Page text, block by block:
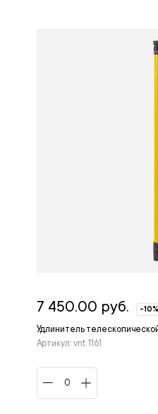
Удлинитель
Артикул: vnt 1161
7 450.00 руб. -10%